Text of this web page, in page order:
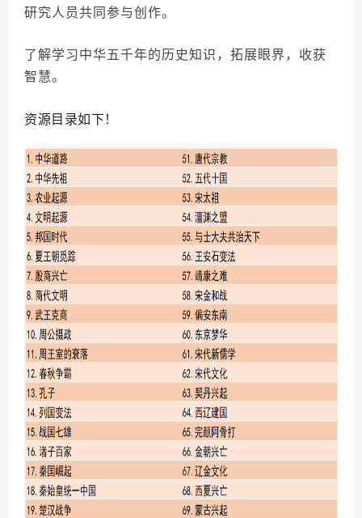
研究人员共同参与创作。
了解学习中华五千年的历史知识，拓展眼界，收获
智慧。
资源目录如下！